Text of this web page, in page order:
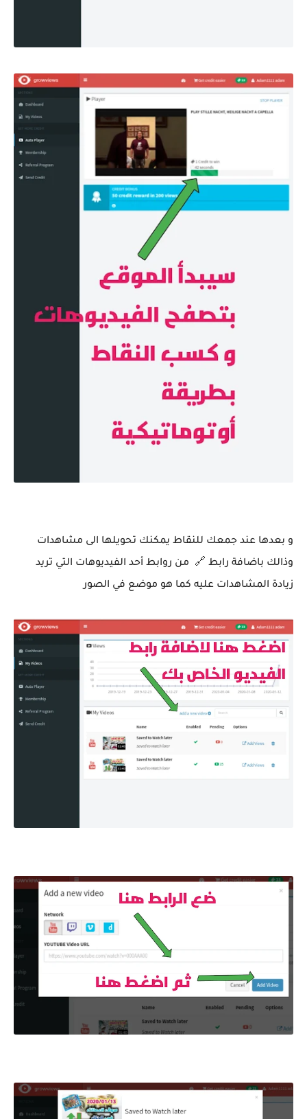
و بعدها عند جمعك للنقاط يمكنك تحويلها الى مشاهدات
وذالك باضافة رابط 🔗 من روابط أحد الفيديوهات التي تريد
زيادة المشاهدات عليه كما هو موضع في الصور